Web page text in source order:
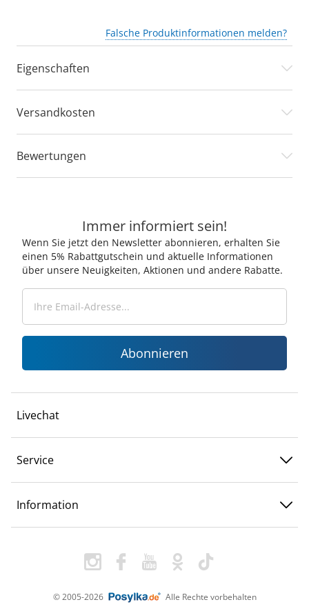
Falsche Produktinformationen melden?
Eigenschaften
Versandkosten
Bewertungen
Immer informiert sein!
Wenn Sie jetzt den Newsletter abonnieren, erhalten Sie
einen 5% Rabattgutschein und aktuelle Informationen
über unsere Neuigkeiten, Aktionen und andere Rabatte.
Abonnieren
Livechat
Service
Information
© 2005-2026 Alle Rechte vorbehalten